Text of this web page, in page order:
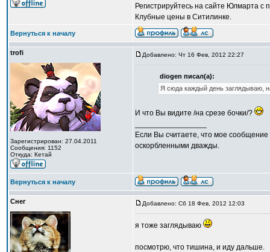
Регистрируйтесь на сайте Юлмарта с
Клубные цены в Ситилинке.
Вернуться к началу
trofi
Зарегистрирован: 27.04.2011
Сообщения: 1152
Откуда: Кетай
Добавлено: Чт 16 Фев, 2012 22:27
diogen писал(а):
Я сюда каждый день заглядываю,
И что Вы видите /на срезе бочки/?
Если Вы считаете, что мое сообщение
оскорбленными дважды.
Вернуться к началу
Снег Добавлено: Сб 18 Фев, 2012 12:03
я тоже заглядываю
посмотрю, что тишина, и иду дальше.